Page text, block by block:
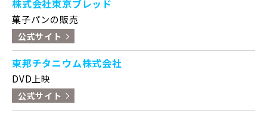
株式会社東京ブレッド
菓子パンの販売
公式サイト
東邦チタニウム株式会社
DVD上映
公式サイト